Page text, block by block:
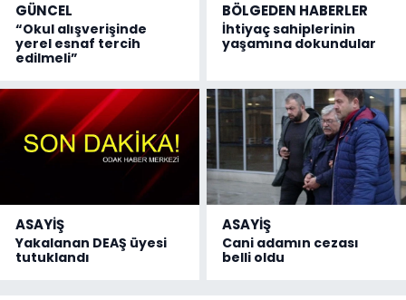
GÜNCEL
“Okul alışverişinde
yerel esnaf tercih
edilmeli”
BÖLGEDEN HABERLER
İhtiyaç sahiplerinin
yaşamına dokundular
ASAYİŞ
Yakalanan DEAŞ üyesi
tutuklandı
ASAYİŞ
Cani adamın cezası
belli oldu